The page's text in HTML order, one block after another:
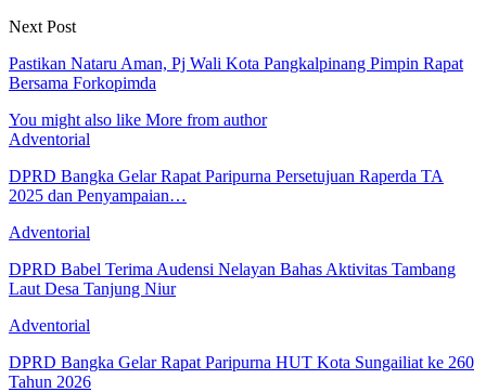
Next Post
Pastikan Nataru Aman, Pj Wali Kota Pangkalpinang Pimpin Rapat
Bersama Forkopimda
You might also like More from author
Adventorial
DPRD Bangka Gelar Rapat Paripurna Persetujuan Raperda TA
2025 dan Penyampaian…
Adventorial
DPRD Babel Terima Audensi Nelayan Bahas Aktivitas Tambang
Laut Desa Tanjung Niur
Adventorial
DPRD Bangka Gelar Rapat Paripurna HUT Kota Sungailiat ke 260
Tahun 2026